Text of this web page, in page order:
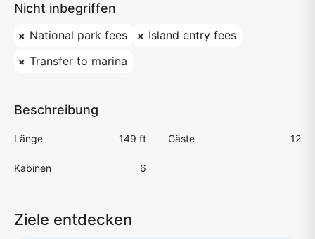
Nicht inbegriffen
National park fees
Island entry fees
Transfer to marina
Beschreibung
Länge 149 ft Gäste 12
Kabinen 6
Ziele entdecken